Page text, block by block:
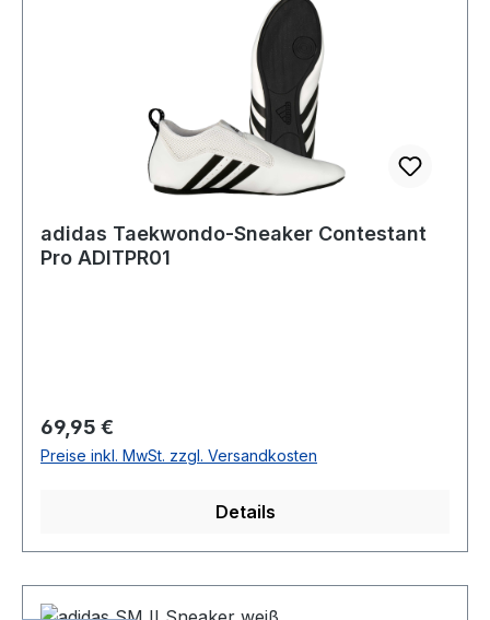
adidas Taekwondo-Sneaker Contestant
Pro ADITPR01
Regulärer Preis:
69,95 €
Preise inkl. MwSt. zzgl. Versandkosten
Details